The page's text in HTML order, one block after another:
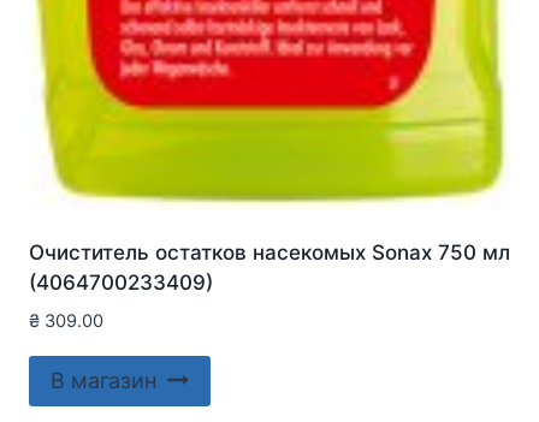
Очиститель остатков насекомых Sonax 750 мл
(4064700233409)
₴ 309.00
В магазин